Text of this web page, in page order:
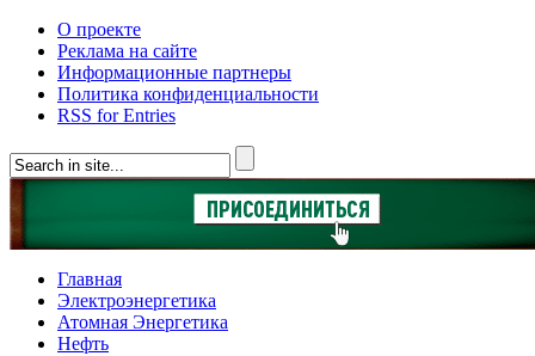
О проекте
Реклама на сайте
Информационные партнеры
Политика конфиденциальности
RSS for Entries
Главная
Электроэнергетика
Атомная Энергетика
Нефть